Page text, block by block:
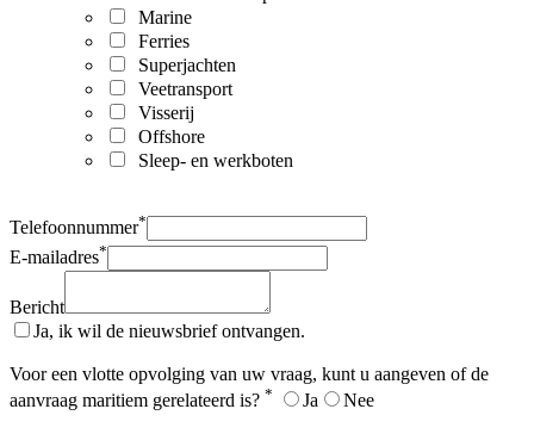
Marine
Ferries
Superjachten
Veetransport
Visserij
Offshore
Sleep- en werkboten
Telefoonnummer*
E-mailadres*
Bericht
Ja, ik wil de nieuwsbrief ontvangen.
Voor een vlotte opvolging van uw vraag, kunt u aangeven of de
aanvraag maritiem gerelateerd is? * Ja Nee